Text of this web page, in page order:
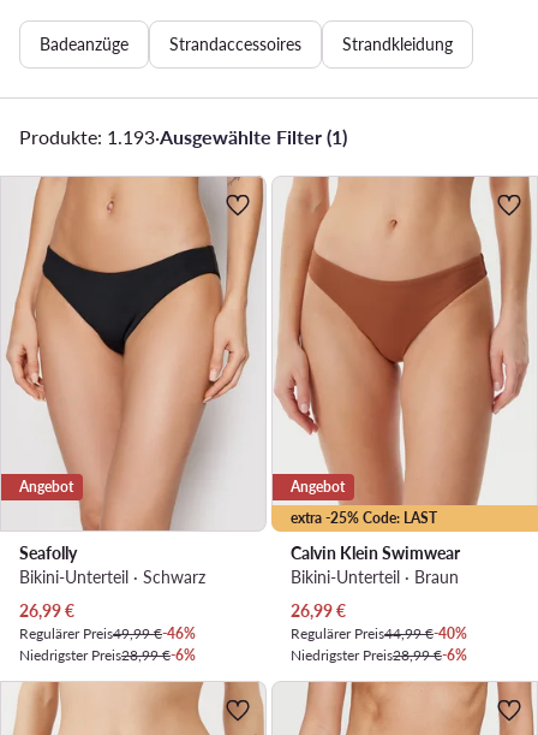
Badeanzüge Strandaccessoires Strandkleidung
Produkte: 1.193·Ausgewählte Filter (1)
Angebot
Seafolly
Bikini-Unterteil · Schwarz
Aktueller Preis
26,99€
Regulärer Preis49,99 €-46%
Niedrigster Preis28,99 €-6%
extra -25% Code: LAST
Angebot
Calvin Klein Swimwear
Bikini-Unterteil · Braun
Aktueller Preis
26,99€
Regulärer Preis44,99 €-40%
Niedrigster Preis28,99 €-6%